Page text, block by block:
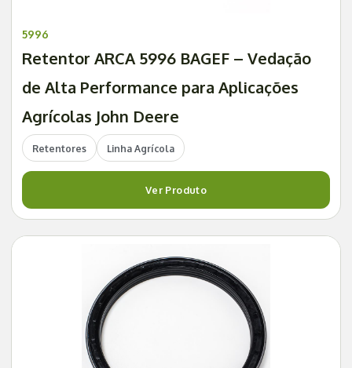
5996
Retentor ARCA 5996 BAGEF – Vedação
de Alta Performance para Aplicações
Agrícolas John Deere
Retentores Linha Agrícola
Ver Produto